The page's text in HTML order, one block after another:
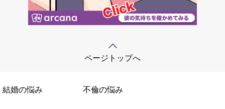
ページトップへ
結婚の悩み 不倫の悩み